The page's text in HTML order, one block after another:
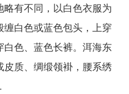
有不同，以白色衣服为
白色或蓝色包头，上穿
色、蓝色长裤。洱海东
质、绸缎领褂，腰系绣